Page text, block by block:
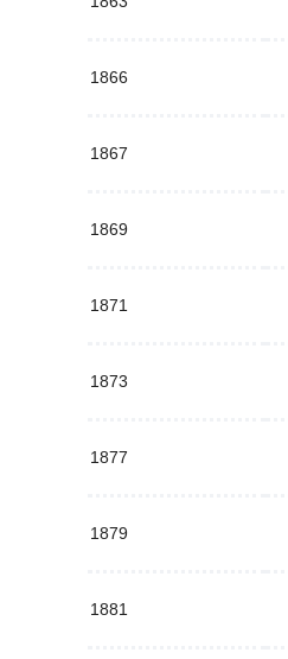
1866
1867
1869
1871
1873
1877
1879
1881